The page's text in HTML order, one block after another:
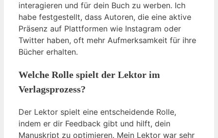
interagieren und für dein Buch zu werben. Ich
habe festgestellt, dass Autoren, die eine aktive
Präsenz auf Plattformen wie Instagram oder
Twitter haben, oft mehr Aufmerksamkeit für ihre
Bücher erhalten.
Welche Rolle spielt der Lektor im
Verlagsprozess?
Der Lektor spielt eine entscheidende Rolle,
indem er dir Feedback gibt und hilft, dein
Manuskript zu optimieren. Mein Lektor war sehr